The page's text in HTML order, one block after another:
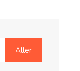
Aller